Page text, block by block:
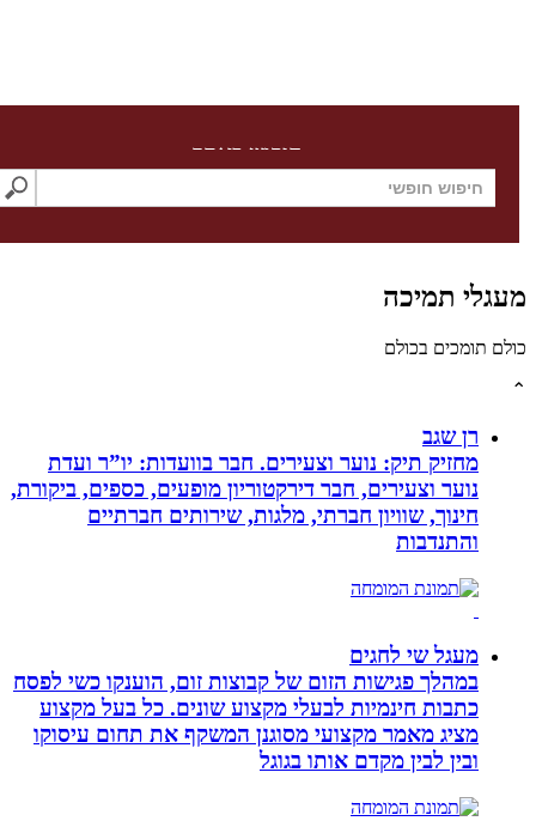
חיפוש באתר
תמיכה
בכולם
רן שגב
מחזיק תיק: נוער וצעירים. חבר בוועדות: יו”ר ועדת
נוער וצעירים, חבר דירקטוריון מופעים, כספים, ביקורת,
חינוך, שוויון חברתי, מלגות, שירותים חברתיים
והתנדבות
מעגל שי לחגים
במהלך פגישות הזום של קבוצות זום, הוענקו כשי לפסח
כתבות חינמיות לבעלי מקצוע שונים. כל בעל מקצוע
מציג מאמר מקצועי מסוגנן המשקף את תחום עיסוקו
ובין לבין מקדם אותו בגוגל